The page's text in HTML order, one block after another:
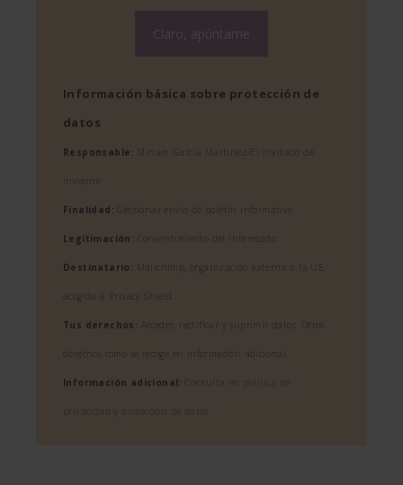
Información básica sobre protección de
datos
Responsable: Miriam García Martínez/El invitado de
invierno
Finalidad: Gestionar envío de boletín informativo
Legitimación: Consentimiento del interesado
Destinatario: Mailchimp, organización externa a la UE,
acogida a Privacy Shield
Tus derechos: Acceder, rectificar y suprimir datos. Otros
derechos como se recoge en información adicional
Información adicional: Consulta mi política de
privacidad y protección de datos